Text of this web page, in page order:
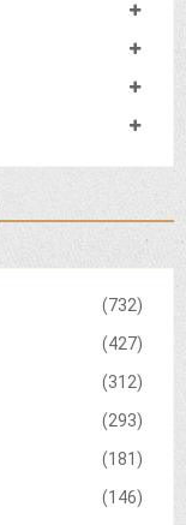
(732)
(427)
(312)
(293)
(181)
(146)